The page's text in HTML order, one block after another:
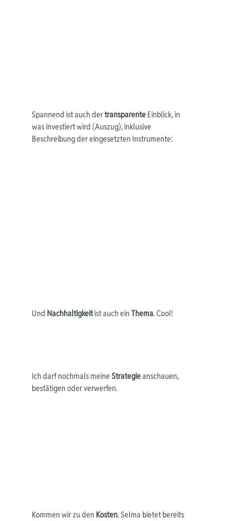
Spannend ist auch der transparente Einblick, in
was investiert wird (Auszug), inklusive
Beschreibung der eingesetzten Instrumente:
Und Nachhaltigkeit ist auch ein Thema. Cool!
Ich darf nochmals meine Strategie anschauen,
bestätigen oder verwerfen.
Kommen wir zu den Kosten. Selma bietet bereits